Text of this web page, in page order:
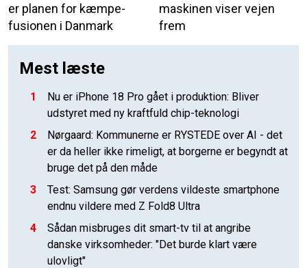
er planen for kæmpe-
fusionen i Danmark
maskinen viser vejen
frem
Mest læste
1
Nu er iPhone 18 Pro gået i produktion: Bliver
udstyret med ny kraftfuld chip-teknologi
2
Nørgaard: Kommunerne er RYSTEDE over AI - det
er da heller ikke rimeligt, at borgerne er begyndt at
bruge det på den måde
3
Test: Samsung gør verdens vildeste smartphone
endnu vildere med Z Fold8 Ultra
4
Sådan misbruges dit smart-tv til at angribe
danske virksomheder: "Det burde klart være
ulovligt"